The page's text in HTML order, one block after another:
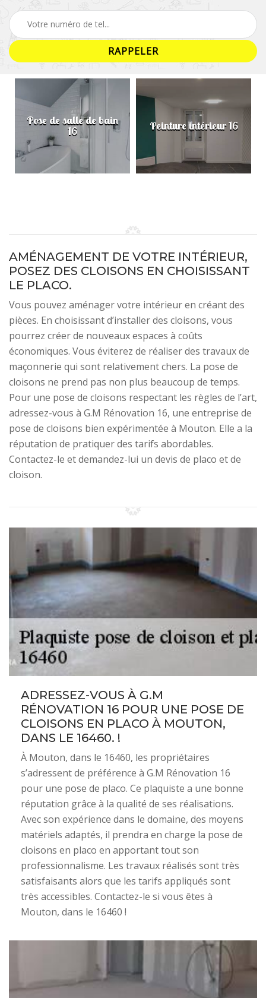
Pose de salle de bain
16 Peinture intérieur 16
AMÉNAGEMENT DE VOTRE INTÉRIEUR,
POSEZ DES CLOISONS EN CHOISISSANT
LE PLACO.
Vous pouvez aménager votre intérieur en créant des
pièces. En choisissant d’installer des cloisons, vous
pourrez créer de nouveaux espaces à coûts
économiques. Vous éviterez de réaliser des travaux de
maçonnerie qui sont relativement chers. La pose de
cloisons ne prend pas non plus beaucoup de temps.
Pour une pose de cloisons respectant les règles de l’art,
adressez-vous à G.M Rénovation 16, une entreprise de
pose de cloisons bien expérimentée à Mouton. Elle a la
réputation de pratiquer des tarifs abordables.
Contactez-le et demandez-lui un devis de placo et de
cloison.
ADRESSEZ-VOUS À G.M
RÉNOVATION 16 POUR UNE POSE DE
CLOISONS EN PLACO À MOUTON,
DANS LE 16460. !
À Mouton, dans le 16460, les propriétaires
s’adressent de préférence à G.M Rénovation 16
pour une pose de placo. Ce plaquiste a une bonne
réputation grâce à la qualité de ses réalisations.
Avec son expérience dans le domaine, des moyens
matériels adaptés, il prendra en charge la pose de
cloisons en placo en apportant tout son
professionnalisme. Les travaux réalisés sont très
satisfaisants alors que les tarifs appliqués sont
très accessibles. Contactez-le si vous êtes à
Mouton, dans le 16460 !